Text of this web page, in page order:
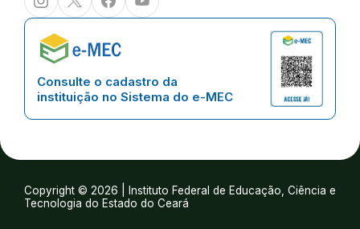
Consulte o cadastro da
instituição no Sistema do e-MEC
Copyright © 2026 | Instituto Federal de Educação, Ciência e
Tecnologia do Estado do Ceará